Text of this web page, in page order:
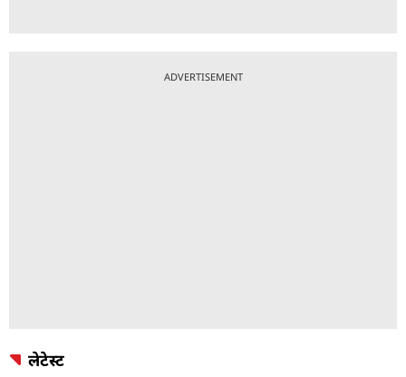
ADVERTISEMENT
लेटेस्ट